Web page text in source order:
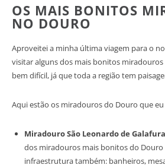
OS MAIS BONITOS
NO DOURO
Aproveitei a minha última viagem para o
visitar alguns dos mais bonitos
bem difícil, já que toda a região tem
Aqui estão os miradouros do Douro que
Miradouro São Leonardo de
dos miradouros mais bonitos do
infraestrutura também: banheiros,